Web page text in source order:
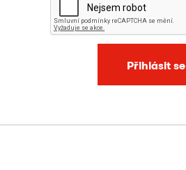
Přihlásit se